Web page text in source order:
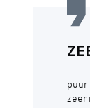
puur
zeer